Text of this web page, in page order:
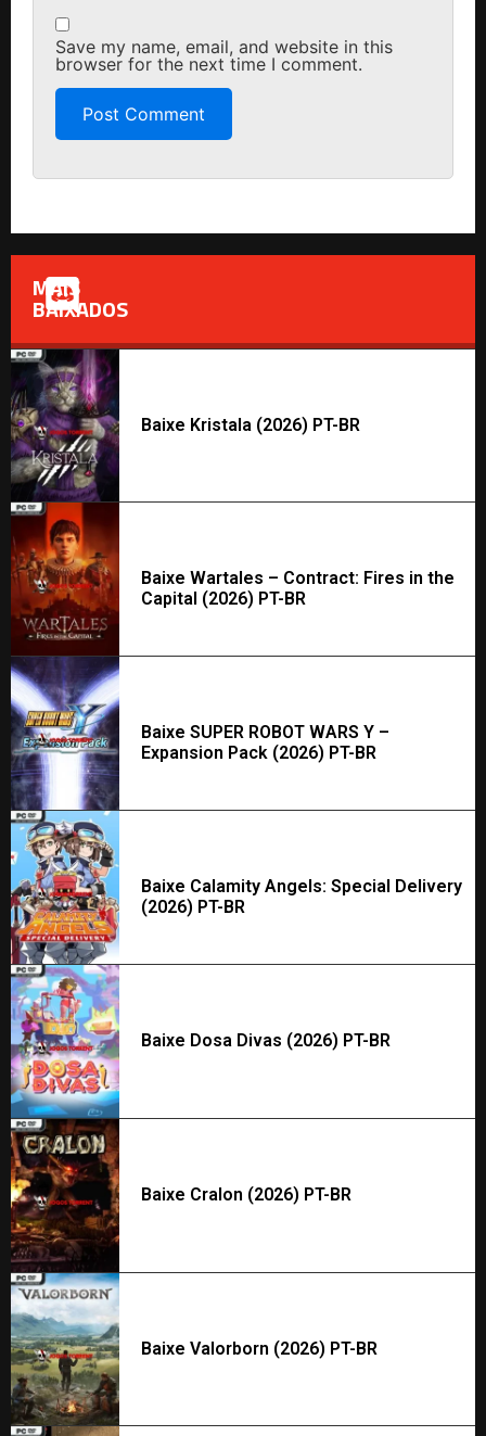
Save my name, email, and website in this
browser for the next time I comment.
MAIS
BAIXADOS
Baixe Kristala (2026) PT-BR
Baixe Wartales – Contract: Fires in the
Capital (2026) PT-BR
Baixe SUPER ROBOT WARS Y –
Expansion Pack (2026) PT-BR
Baixe Calamity Angels: Special Delivery
(2026) PT-BR
Baixe Dosa Divas (2026) PT-BR
Baixe Cralon (2026) PT-BR
Baixe Valorborn (2026) PT-BR